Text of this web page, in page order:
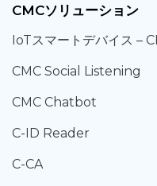
CMCソリューション
IoTスマートデバイス –
CMC Social Listening
CMC Chatbot
C-ID Reader
C-CA